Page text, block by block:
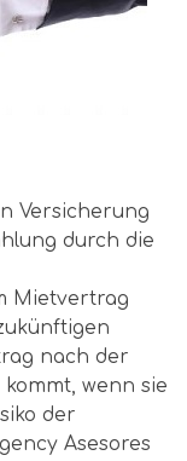
Versicherung
durch die
Mietvertrag
nach der
wenn sie
der
Asesores